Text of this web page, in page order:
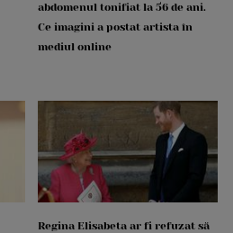
abdomenul tonifiat la 56 de ani.
Ce imagini a postat artista în
mediul online
Regina Elisabeta ar fi refuzat să